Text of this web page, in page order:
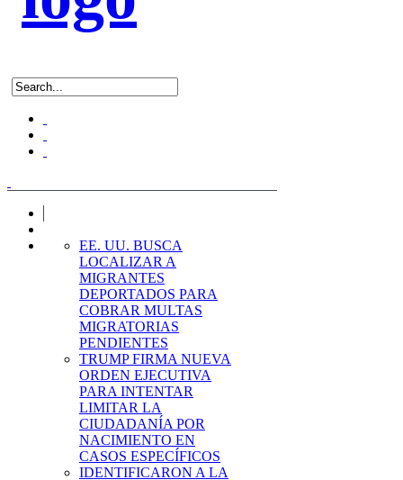
EE. UU. BUSCA
LOCALIZAR A
MIGRANTES
DEPORTADOS PARA
COBRAR MULTAS
MIGRATORIAS
PENDIENTES
TRUMP FIRMA NUEVA
ORDEN EJECUTIVA
PARA INTENTAR
LIMITAR LA
CIUDADANÍA POR
NACIMIENTO EN
CASOS ESPECÍFICOS
IDENTIFICARON A LA